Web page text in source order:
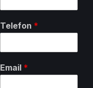
Telefon *
Email *